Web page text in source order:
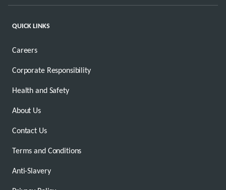
QUICK LINKS
Careers
Corporate Responsibility
Health and Safety
About Us
Contact Us
Terms and Conditions
Anti-Slavery